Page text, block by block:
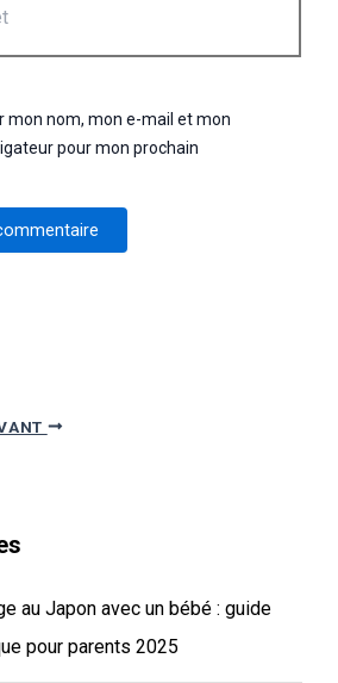
mon nom, mon e-mail et mon
pour mon prochain
au Japon avec un bébé : guide
pour parents 2025